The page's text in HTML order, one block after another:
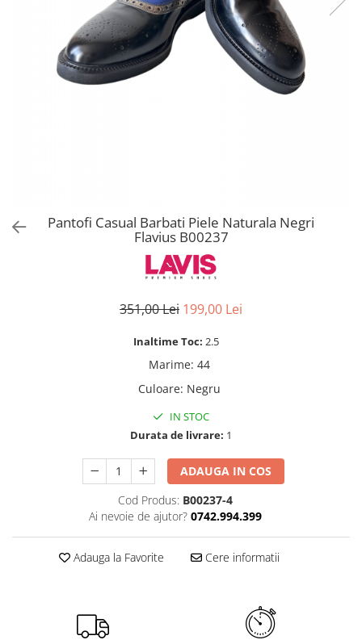
Pantofi Casual Barbati Piele Naturala Negri
Flavius B00237
351,00 Lei 199,00 Lei
Inaltime Toc: 2.5
Marime: 44
Culoare: Negru
IN STOC
Durata de livrare: 1
ADAUGA IN COS
Cod Produs: B00237-4
Ai nevoie de ajutor? 0742.994.399
Adauga la Favorite Cere informatii